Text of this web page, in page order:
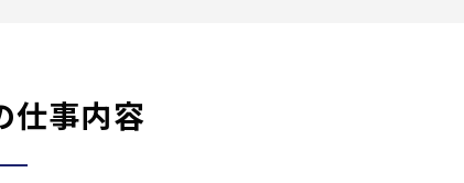
仕事内容